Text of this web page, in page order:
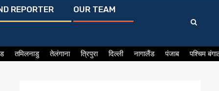
REPORTER OUR TEAM
तमिलनाडु तेलंगाना त्रिपुरा दिल्ली नागालैंड पंजाब पश्चिम